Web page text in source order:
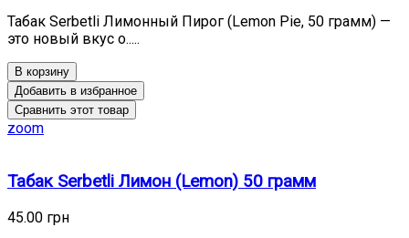
Табак Serbetli Лимонный Пирог (Lemon Pie, 50 грамм) —
это новый вкус о.....
В корзину
Добавить в избранное
Сравнить этот товар
zoom
Табак Serbetli Лимон (Lemon) 50 грамм
45.00 грн